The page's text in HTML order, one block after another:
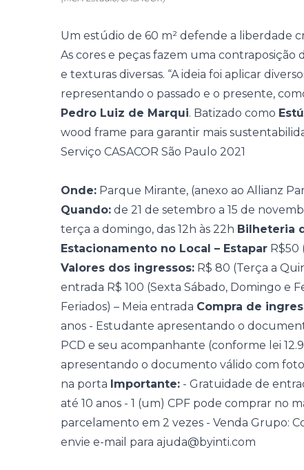
Um estúdio de 60 m² defende a liberdade
As cores e peças fazem uma contraposição
e texturas diversas. “A ideia foi aplicar
representando o passado e o presente,
Pedro Luiz de Marqui. Batizado como
wood frame para garantir mais
Serviço CASACOR São Paulo 2021
Onde: Parque Mirante, (anexo ao Allianz
Quando: de 21 de setembro a 15 de
terça a domingo, das 12h às 22h Bilheteria
Estacionamento no Local – Estapar R$50
Valores dos ingressos: R$ 80 (Terça a
entrada R$ 100 (Sexta Sábado, Domingo e
Feriados) – Meia entrada Compra de
anos - Estudante apresentando o
PCD e seu acompanhante (conforme lei
apresentando o documento válido com
na porta Importante: - Gratuidade de
até 10 anos - 1 (um) CPF pode comprar no
parcelamento em 2 vezes - Venda Grupo:
envie e-mail para ajuda@byinti.com